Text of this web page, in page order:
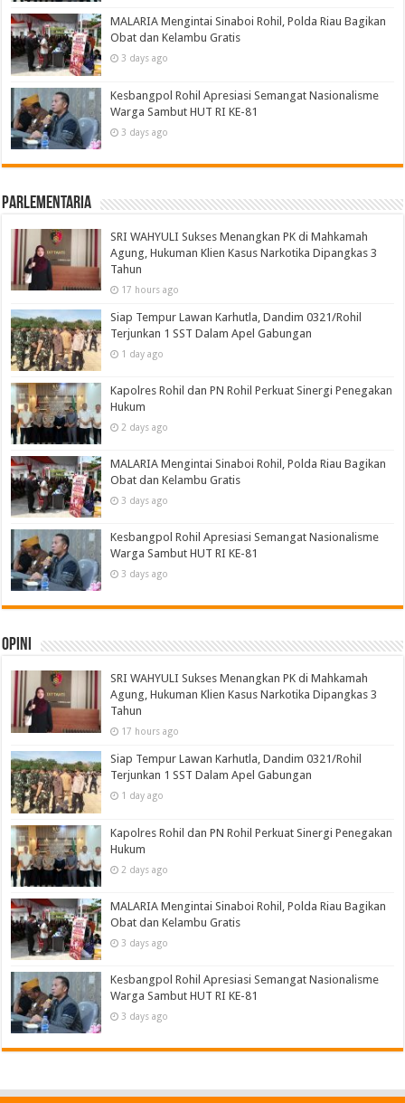
MALARIA Mengintai Sinaboi Rohil, Polda Riau Bagikan
Obat dan Kelambu Gratis
3 days ago
Kesbangpol Rohil Apresiasi Semangat Nasionalisme
Warga Sambut HUT RI KE-81
3 days ago
Parlementaria
SRI WAHYULI Sukses Menangkan PK di Mahkamah
Agung, Hukuman Klien Kasus Narkotika Dipangkas 3
Tahun
17 hours ago
Siap Tempur Lawan Karhutla, Dandim 0321/Rohil
Terjunkan 1 SST Dalam Apel Gabungan
1 day ago
Kapolres Rohil dan PN Rohil Perkuat Sinergi Penegakan
Hukum
2 days ago
MALARIA Mengintai Sinaboi Rohil, Polda Riau Bagikan
Obat dan Kelambu Gratis
3 days ago
Kesbangpol Rohil Apresiasi Semangat Nasionalisme
Warga Sambut HUT RI KE-81
3 days ago
Opini
SRI WAHYULI Sukses Menangkan PK di Mahkamah
Agung, Hukuman Klien Kasus Narkotika Dipangkas 3
Tahun
17 hours ago
Siap Tempur Lawan Karhutla, Dandim 0321/Rohil
Terjunkan 1 SST Dalam Apel Gabungan
1 day ago
Kapolres Rohil dan PN Rohil Perkuat Sinergi Penegakan
Hukum
2 days ago
MALARIA Mengintai Sinaboi Rohil, Polda Riau Bagikan
Obat dan Kelambu Gratis
3 days ago
Kesbangpol Rohil Apresiasi Semangat Nasionalisme
Warga Sambut HUT RI KE-81
3 days ago